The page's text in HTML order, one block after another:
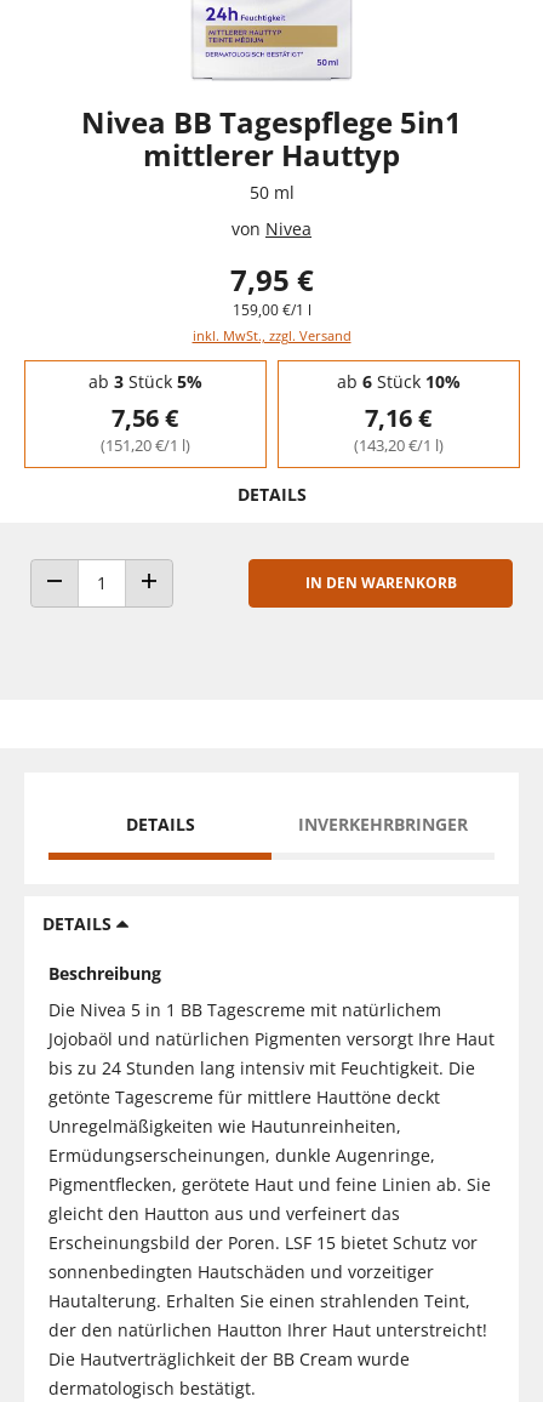
Nivea BB Tagespflege 5in1
mittlerer Hauttyp
50 ml
von Nivea
7,95 €
159,00 €/1 l
inkl. MwSt., zzgl. Versand
Staffelpreise - Mengenrabatt
ab 3Stück 5%
7,56 €
(151,20 €/1 l)
ab 6Stück 10%
7,16 €
(143,20 €/1 l)
DETAILS
ANZAHL VERRINGERNANZAHL ERHÖHEN
IN DEN WARENKORB
DETAILS INVERKEHRBRINGER
DETAILS
Beschreibung
Die Nivea 5 in 1 BB Tagescreme mit natürlichem
Jojobaöl und natürlichen Pigmenten versorgt Ihre Haut
bis zu 24 Stunden lang intensiv mit Feuchtigkeit. Die
getönte Tagescreme für mittlere Hauttöne deckt
Unregelmäßigkeiten wie Hautunreinheiten,
Ermüdungserscheinungen, dunkle Augenringe,
Pigmentflecken, gerötete Haut und feine Linien ab. Sie
gleicht den Hautton aus und verfeinert das
Erscheinungsbild der Poren. LSF 15 bietet Schutz vor
sonnenbedingten Hautschäden und vorzeitiger
Hautalterung. Erhalten Sie einen strahlenden Teint,
der den natürlichen Hautton Ihrer Haut unterstreicht!
Die Hautverträglichkeit der BB Cream wurde
dermatologisch bestätigt.